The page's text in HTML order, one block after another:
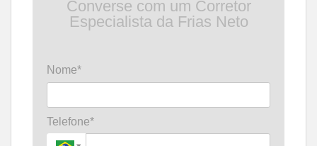
Converse com um Corretor
Especialista da Frias Neto
Nome*
Telefone*